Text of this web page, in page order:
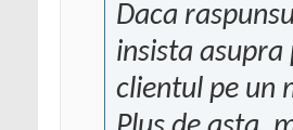
Daca
insista asupra
clientul pe un